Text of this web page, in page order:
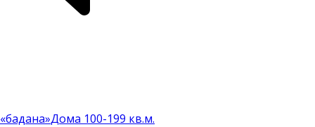
«бадана»Дома 100-199 кв.м.